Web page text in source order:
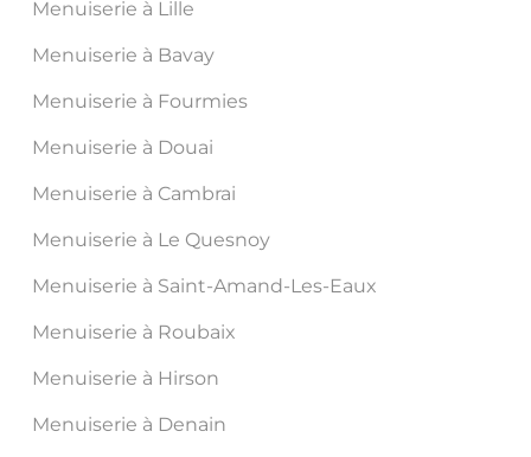
Menuiserie à Lille
Menuiserie à Bavay
Menuiserie à Fourmies
Menuiserie à Douai
Menuiserie à Cambrai
Menuiserie à Le Quesnoy
Menuiserie à Saint-Amand-Les-Eaux
Menuiserie à Roubaix
Menuiserie à Hirson
Menuiserie à Denain